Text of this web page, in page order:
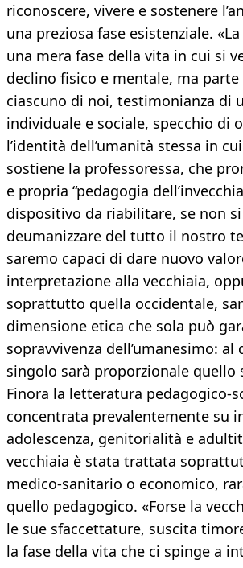
riconoscere, vivere e sostenere
una preziosa fase esistenziale.
una mera fase della vita in cui si
declino fisico e mentale, ma
ciascuno di noi, testimonianza di
individuale e sociale, specchio di
l’identità dell’umanità stessa in
sostiene la professoressa, che
e propria “pedagogia
dispositivo da riabilitare, se non
deumanizzare del tutto il nostro
saremo capaci di dare nuovo
interpretazione alla vecchiaia,
soprattutto quella occidentale,
dimensione etica che sola può
sopravvivenza dell’umanesimo:
singolo sarà proporzionale quello
Finora la letteratura pedagogico-
concentrata prevalentemente su
adolescenza, genitorialità e
vecchiaia è stata trattata
medico-sanitario o economico,
quello pedagogico. «Forse la
le sue sfaccettature, suscita
la fase della vita che ci spinge a